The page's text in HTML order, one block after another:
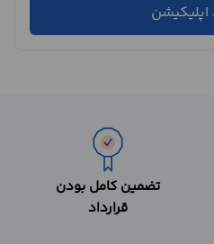
اپلیکیشن
تضمین کامل بودن
قرارداد